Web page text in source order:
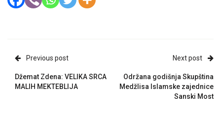
Previous post
Džemat Zdena: VELIKA SRCA
MALIH MEKTEBLIJA
Next post
Održana godišnja Skupština
Medžlisa Islamske zajednice
Sanski Most